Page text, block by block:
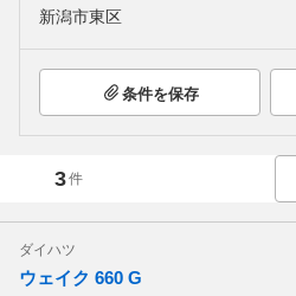
新潟市東区
条件を保存
3件
ダイハツ
ウェイク 660 G